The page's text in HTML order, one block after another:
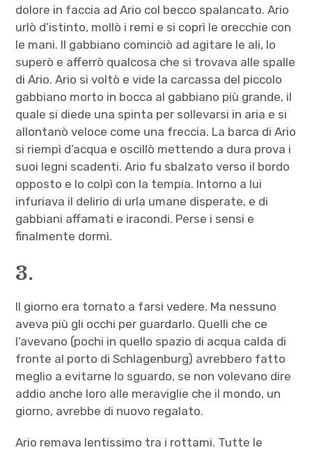
dolore in faccia ad Ario col becco spalancato. Ario
urlò d’istinto, mollò i remi e si coprì le orecchie con
le mani. Il gabbiano cominciò ad agitare le ali, lo
superò e afferrò qualcosa che si trovava alle spalle
di Ario. Ario si voltò e vide la carcassa del piccolo
gabbiano morto in bocca al gabbiano più grande, il
quale si diede una spinta per sollevarsi in aria e si
allontanò veloce come una freccia. La barca di Ario
si riempì d’acqua e oscillò mettendo a dura prova i
suoi legni scadenti. Ario fu sbalzato verso il bordo
opposto e lo colpì con la tempia. Intorno a lui
infuriava il delirio di urla umane disperate, e di
gabbiani affamati e iracondi. Perse i sensi e
finalmente dormì.
3.
Il giorno era tornato a farsi vedere. Ma nessuno
aveva più gli occhi per guardarlo. Quelli che ce
l’avevano (pochi in quello spazio di acqua calda di
fronte al porto di Schlagenburg) avrebbero fatto
meglio a evitarne lo sguardo, se non volevano dire
addio anche loro alle meraviglie che il mondo, un
giorno, avrebbe di nuovo regalato.
Ario remava lentissimo tra i rottami. Tutte le